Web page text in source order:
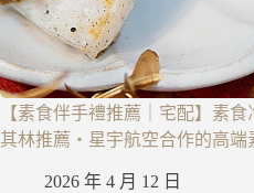
【素食伴手禮推薦｜宅配】素
其林推薦・星宇航空合作的高端
2026 年 4 月 12 日